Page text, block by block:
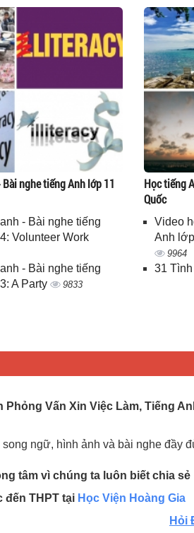
nghe tiếng Anh lớp 11
- Bài nghe tiếng
Volunteer Work
- Bài nghe tiếng
A Party
9833
Học tiếng
Quốc
Video
Anh
9964
31
Vấn Xin Việc Làm, Tiếng
ngữ, hình ảnh và bài nghe đầy
tâm vì chúng ta luôn biết chia sẻ
đến THPT tại Học Viện Hoàng Gia
Hỏi